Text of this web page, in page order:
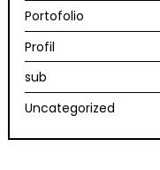
Portofolio
Profil
sub
Uncategorized